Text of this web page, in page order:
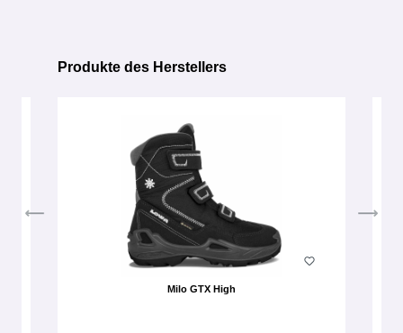
Produktgalerie überspringen
Produkte des Herstellers
Milo GTX High